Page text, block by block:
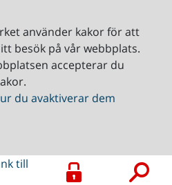
använder kakor för att
besök på vår webbplats.
accepterar du
du avaktiverar dem